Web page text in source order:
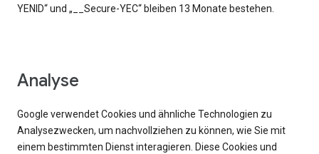
YENID“ und „__Secure-YEC“ bleiben 13 Monate bestehen.
Analyse
Google verwendet Cookies und ähnliche Technologien zu
Analysezwecken, um nachvollziehen zu können, wie Sie mit
einem bestimmten Dienst interagieren. Diese Cookies und